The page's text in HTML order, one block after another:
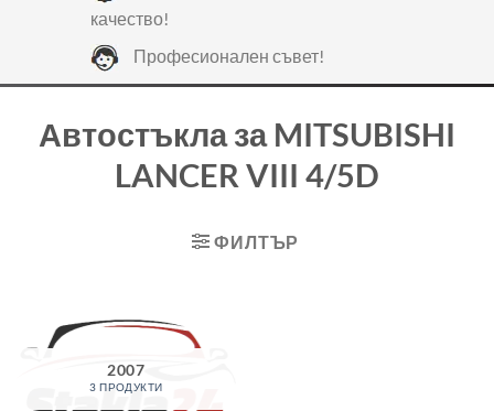
качество!
Професионален съвет!
Автостъкла за MITSUBISHI
LANCER VIII 4/5D
ФИЛТЪР
2007
3 ПРОДУКТИ